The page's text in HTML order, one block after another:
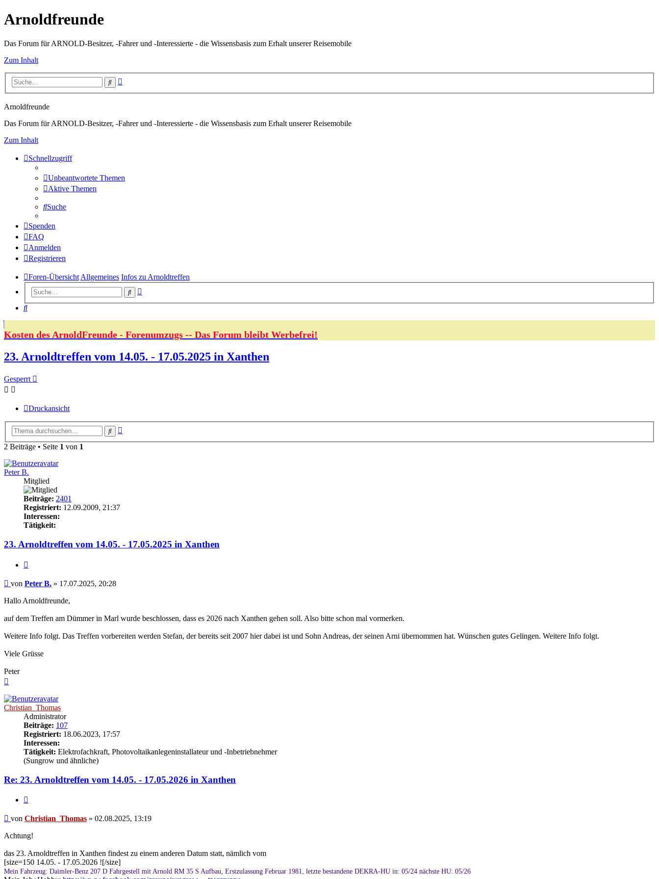
Arnoldfreunde
Das Forum für ARNOLD-Besitzer, -Fahrer und -Interessierte - die Wissensbasis zum Erhalt unserer Reisemobile
Zum Inhalt
Suche
Arnoldfreunde
Das Forum für ARNOLD-Besitzer, -Fahrer und -Interessierte - die Wissensbasis zum Erhalt unserer Reisemobile
Zum Inhalt
Schnellzugriff
Unbeantwortete Themen
Aktive Themen
Suche
Spenden
FAQ
Anmelden
Registrieren
Foren-ÜbersichtAllgemeines Infos zu Arnoldtreffen
Suche
Suche
Kosten des ArnoldFreunde - Forenumzugs -- Das Forum bleibt Werbefrei!
23. Arnoldtreffen vom 14.05. - 17.05.2025 in Xanthen
Gesperrt
Druckansicht
Suche
2 Beiträge • Seite 1 von 1
Peter B.
Mitglied
Beiträge: 2401
Registriert: 12.09.2009, 21:37
Interessen:
Tätigkeit:
23. Arnoldtreffen vom 14.05. - 17.05.2025 in Xanthen
Beitrag
von Peter B. » 17.07.2025, 20:28
Hallo Arnoldfreunde,
auf dem Treffen am Dümmer in Marl wurde beschlossen, dass es 2026 nach Xanthen gehen soll. Also bitte schon mal vormerken.
Weitere Info folgt. Das Treffen vorbereiten werden Stefan, der bereits seit 2007 hier dabei ist und Sohn Andreas, der seinen Arni übernommen hat. Wünschen gutes Gelingen. Weitere Info folgt.
Viele Grüsse
Peter
Christian_Thomas
Administrator
Beiträge: 107
Registriert: 18.06.2023, 17:57
Interessen:
Tätigkeit: Elektrofachkraft, Photovoltaikanlegeninstallateur und -Inbetriebnehmer
(Sungrow und ähnliche)
Re: 23. Arnoldtreffen vom 14.05. - 17.05.2026 in Xanthen
Beitrag
von Christian_Thomas » 02.08.2025, 13:19
Achtung!
das 23. Arnoldtreffen in Xanthen findest zu einem anderen Datum statt, nämlich vom
[size=150 14.05. - 17.05.2026 ![/size]
Mein Fahrzeug: Daimler-Benz 207 D Fahrgestell mit Arnold RM 35 S Aufbau, Erstzulassung Februar 1981, letzte bestandene DEKRA-HU in: 05/24 nächste HU: 05/26